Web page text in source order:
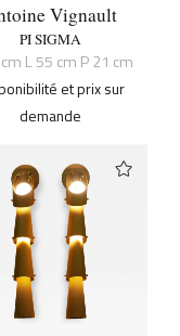
Vignault
PI SIGMA
L 55 cm P 21 cm
et prix sur
demande